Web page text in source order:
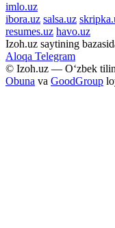
imlo.uz
ibora.uz salsa.uz
resumes.uz havo.uz
Izoh.uz saytining
Aloqa Telegram
© Izoh.uz — O‘zbek
Obuna va GoodGroup